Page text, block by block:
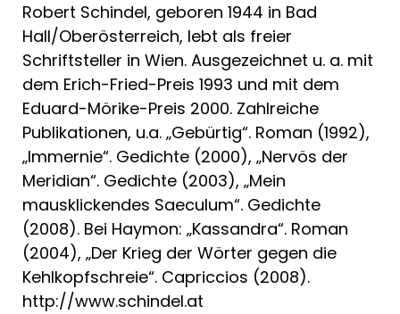
Robert Schindel, geboren 1944 in Bad
Hall/Oberösterreich, lebt als freier
Schriftsteller in Wien. Ausgezeichnet u. a. mit
dem Erich-Fried-Preis 1993 und mit dem
Eduard-Mörike-Preis 2000. Zahlreiche
Publikationen, u.a. „Gebürtig“. Roman (1992),
„Immernie“. Gedichte (2000), „Nervös der
Meridian“. Gedichte (2003), „Mein
mausklickendes Saeculum“. Gedichte
(2008). Bei Haymon: „Kassandra“. Roman
(2004), „Der Krieg der Wörter gegen die
Kehlkopfschreie“. Capriccios (2008).
http://www.schindel.at